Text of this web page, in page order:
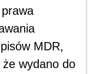
MDR,
wydano do